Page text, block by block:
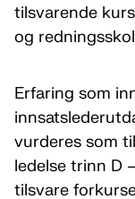
tilsvarende
og
Erfaring som
vurderes som
ledelse trinn D
tilsvare